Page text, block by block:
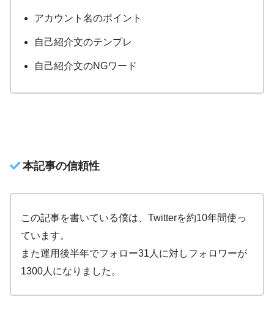
アカウント名のポイント
自己紹介文のテンプレ
自己紹介文のNGワード
本記事の信頼性
この記事を書いている僕は、Twitterを約10年間使っ
ています。
また運用後半年でフォロー31人に対しフォロワーが
1300人になりました。